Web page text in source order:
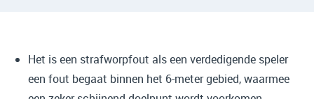
Het is een strafworpfout als een verdedigende speler
een fout begaat binnen het 6-meter gebied, waarmee